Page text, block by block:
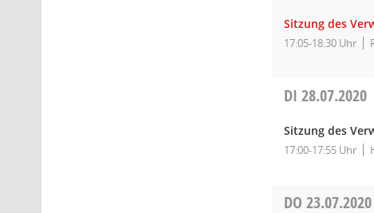
Sitzung des
17:05-18:30 Uhr
DI28.07.2020
Sitzung des
17:00-17:55 Uhr
DO23.07.2020